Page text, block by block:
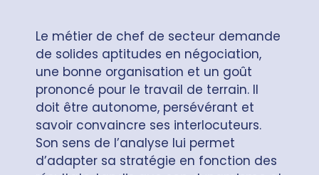
Le métier de chef de secteur demande
de solides aptitudes en négociation,
une bonne organisation et un goût
prononcé pour le travail de terrain. Il
doit être autonome, persévérant et
savoir convaincre ses interlocuteurs.
Son sens de l’analyse lui permet
d’adapter sa stratégie en fonction des